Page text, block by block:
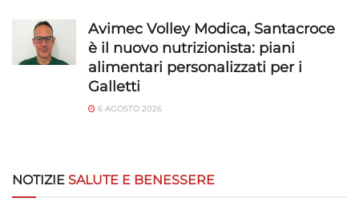
Garantire la sicurezza, prevenire e
rilevare frodi, correggere errori, Erogare
e presentare pubblicità e contenuto,
Salvare e comunicare le scelte sulla
Sempre attivo
Avimec Volley Modica, Santacroce
è il nuovo nutrizionista: piani
alimentari personalizzati per i
Galletti
6 AGOSTO 2026
NOTIZIE SALUTE E BENESSERE